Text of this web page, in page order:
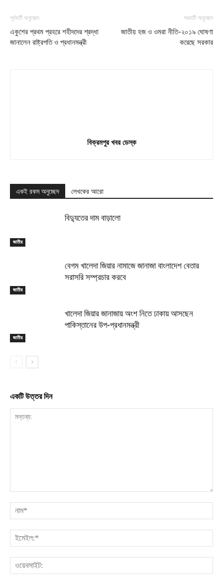
পূর্ববর্তী অনুচ্ছেদ
একুশের প্রথম প্রহরে শহীদদের শ্রদ্ধা
জানালেন রাষ্ট্রপতি ও প্রধানমন্ত্রী
পরবর্তী অনুচ্ছেদ
জাতীয় হজ ও ওমরা নীতি-২০১৯ ঘোষণা
করেছে সরকার
বিক্রমপুর খবর ডেস্ক
একই রকম অনুচ্ছেদ লেখকের আরো
জাতীয়
বিদ্যুতের দাম বাড়ালো
জাতীয়
বেগম খালেদা জিয়ার নামাজে জানাজা বাংলাদেশ বেতার
সরাসরি সম্প্রচার করবে
জাতীয়
খালেদা জিয়ার জানাজায় অংশ নিতে ঢাকায় আসছেন
পাকিস্তানের উপ-প্রধানমন্ত্রী
একটি উত্তর দিন